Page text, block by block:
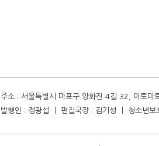
주소 : 서울특별시 마포구 양화진 4길 32, 이토
발행인 : 정광섭 ㅣ 편집국장 : 김기성 ㅣ 청소